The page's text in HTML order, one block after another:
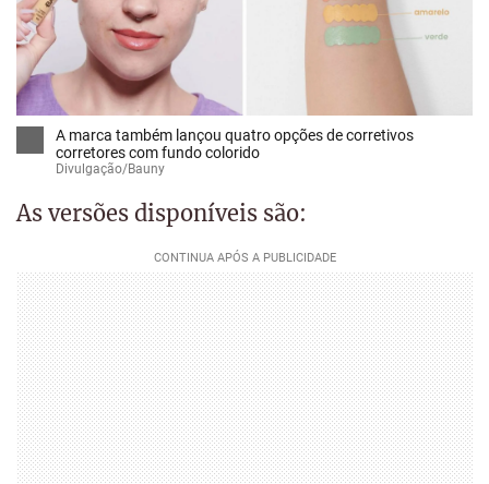
A marca também lançou quatro opções de corretivos
corretores com fundo colorido
Divulgação/Bauny
As versões disponíveis são: